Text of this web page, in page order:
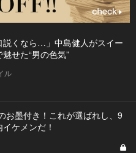
説くなら…」中島健人がスイー
魅せた“男の色気”
ル
お墨付き！これが選ばれし、9
ケメンだ！